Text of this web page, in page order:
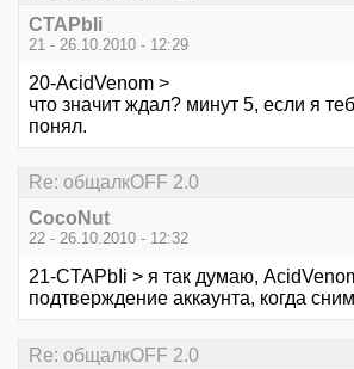
CTAPbIi
21 - 26.10.2010 - 12:29
20-AcidVenom >
что значит ждал? минут 5, если я
понял.
Re: общалкOFF 2.0
CocoNut
22 - 26.10.2010 - 12:32
21-CTAPbIi > я так думаю,
подтверждение аккаунта, когда
Re: общалкOFF 2.0